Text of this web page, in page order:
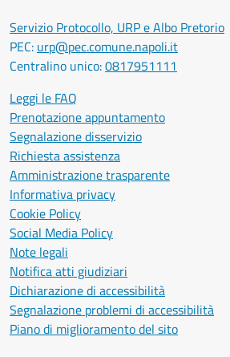
Servizio Protocollo, URP e Albo Pretorio
PEC: urp@pec.comune.napoli.it
Centralino unico:0817951111
Leggi le FAQ
Prenotazione appuntamento
Segnalazione disservizio
Richiesta assistenza
Amministrazione trasparente
Informativa privacy
Cookie Policy
Social Media Policy
Note legali
Notifica atti giudiziari
Dichiarazione di accessibilità
Segnalazione problemi di accessibilità
Piano di miglioramento del sito